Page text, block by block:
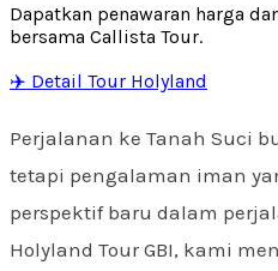
Dapatkan penawaran harga
bersama Callista Tour.
✈️ Detail Tour Holyland
Perjalanan ke Tanah Suci
tetapi pengalaman iman
perspektif baru dalam
Holyland Tour GBI, kami